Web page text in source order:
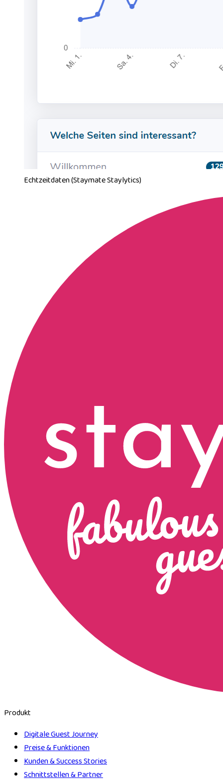
Echtzeitdaten (Staymate Staylytics)
Produkt
Digitale Guest Journey
Preise & Funktionen
Kunden & Success Stories
Schnittstellen & Partner